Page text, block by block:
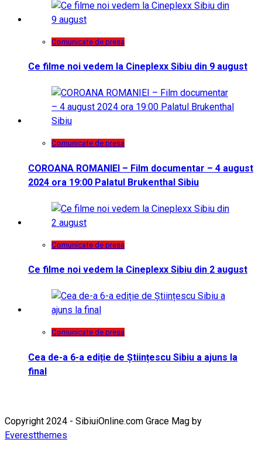
Comunicate de presa
Ce filme noi vedem la Cineplexx Sibiu din 9 august
Comunicate de presa
COROANA ROMANIEI – Film documentar – 4 august
2024 ora 19:00 Palatul Brukenthal Sibiu
Comunicate de presa
Ce filme noi vedem la Cineplexx Sibiu din 2 august
Comunicate de presa
Cea de-a 6-a ediție de Științescu Sibiu a ajuns la
final
Copyright 2024 - SibiuiOnline.com Grace Mag by
Everestthemes